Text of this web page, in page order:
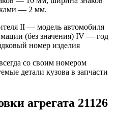
— 2 мм.
II — модель автомобиля
(без значения) IV — год
номер изделия
со своим номером
детали кузова в запчасти
агрегата 21126